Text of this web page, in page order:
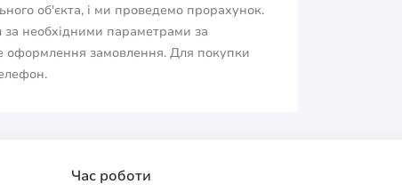
об'єкта, і ми проведемо прорахунок.
за необхідними параметрами за
оформлення замовлення. Для покупки
Час роботи